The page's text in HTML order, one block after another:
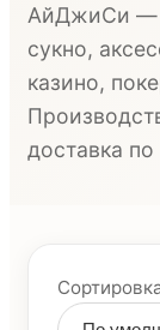
АйДжиСи —
сукно,
казино,
доставка